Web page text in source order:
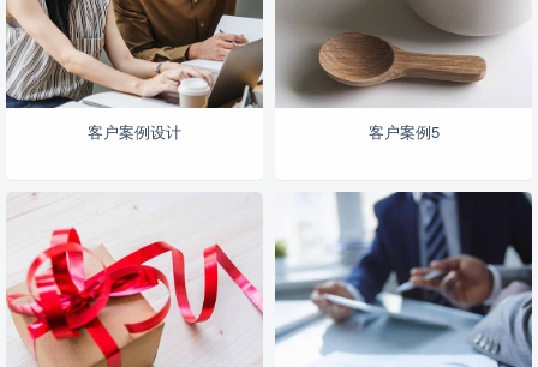
客户案例设计 客户案例5